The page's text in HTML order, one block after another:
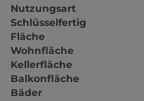
Nutzungsart
Schlüsselfertig
Fläche
Wohnfläche
Kellerfläche
Balkonfläche
Bäder